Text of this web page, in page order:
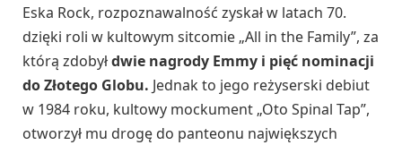
Eska Rock, rozpoznawalność zyskał w latach 70.
dzięki roli w kultowym sitcomie „All in the Family”, za
którą zdobyłdwie nagrody Emmy i pięć nominacji
do Złotego Globu. Jednak to jego reżyserski debiut
w 1984 roku, kultowy mockument „Oto Spinal Tap”,
otworzył mu drogę do panteonu największych